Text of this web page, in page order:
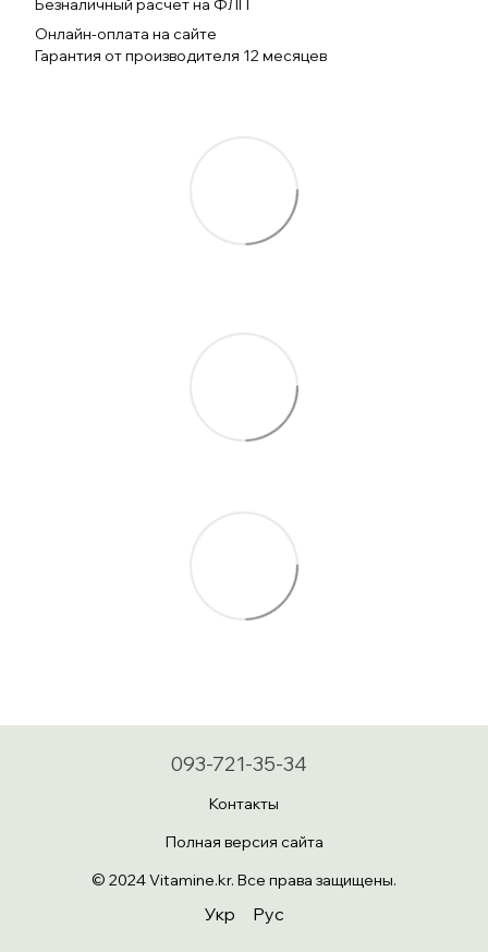
Безналичный расчет на ФЛП
Онлайн-оплата на сайте
Гарантия от производителя 12 месяцев
093-721-35-34
Контакты
Полная версия сайта
© 2024 Vitamine.kr. Все права защищены.
Укр Рус